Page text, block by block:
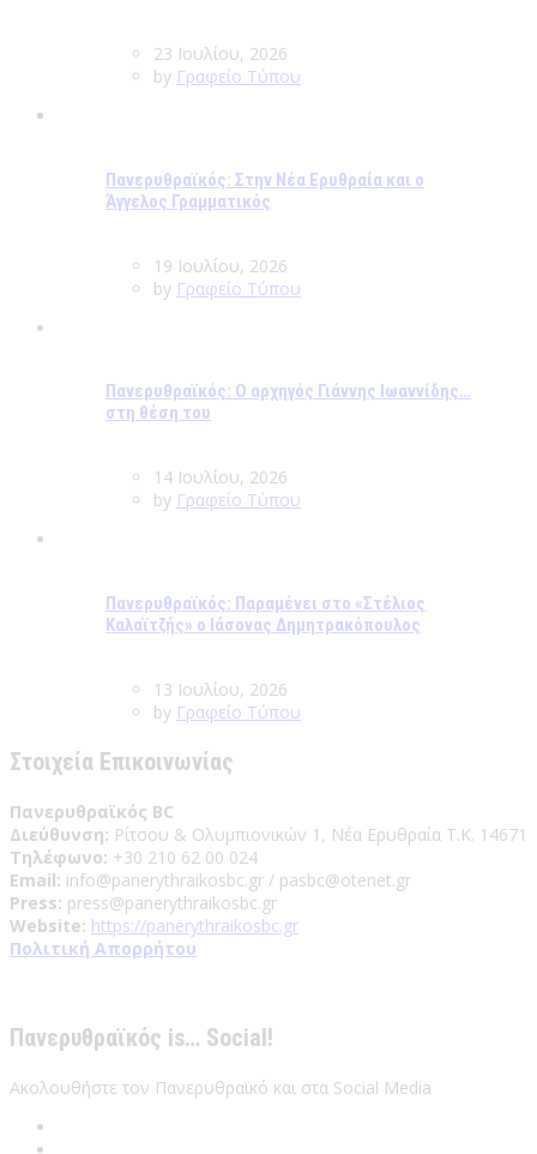
23 Ιουλίου, 2026
by Γραφείο Τύπου
Πανερυθραϊκός: Στην Νέα Ερυθραία και ο
Άγγελος Γραμματικός
19 Ιουλίου, 2026
by Γραφείο Τύπου
Πανερυθραϊκός: Ο αρχηγός Γιάννης Ιωαννίδης…
στη θέση του
14 Ιουλίου, 2026
by Γραφείο Τύπου
Πανερυθραϊκός: Παραμένει στο «Στέλιος
Καλαϊτζής» ο Ιάσονας Δημητρακόπουλος
13 Ιουλίου, 2026
by Γραφείο Τύπου
Στοιχεία Επικοινωνίας
Πανερυθραϊκός BC
Διεύθυνση: Ρίτσου & Ολυμπιονικών 1, Νέα Ερυθραία Τ.Κ. 14671
Τηλέφωνο: +30 210 62 00 024
Email: info@panerythraikosbc.gr / pasbc@otenet.gr
Press: press@panerythraikosbc.gr
Website: https://panerythraikosbc.gr
Πολιτική Απορρήτου
Πανερυθραϊκός is… Social!
Ακολουθήστε τον Πανερυθραϊκό και στα Social Media